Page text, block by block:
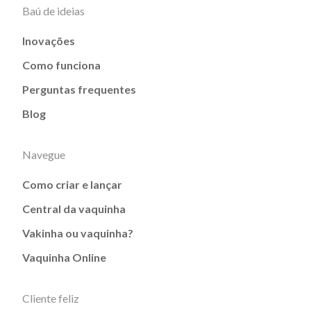
Baú de ideias
Inovações
Como funciona
Perguntas frequentes
Blog
Navegue
Como criar e lançar
Central da vaquinha
Vakinha ou vaquinha?
Vaquinha Online
Cliente feliz